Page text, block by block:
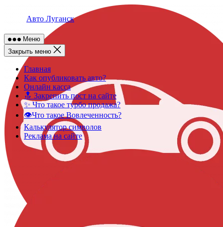
Авто Луганск
Меню
Закрыть меню
Главная
Как опубликовать авто?
Онлайн касса
🔝 Закрепить пост на сайте
✨ Что такое турбо продажа?
👁️Что такое Вовлеченность?
Калькулятор символов
Реклама на сайте